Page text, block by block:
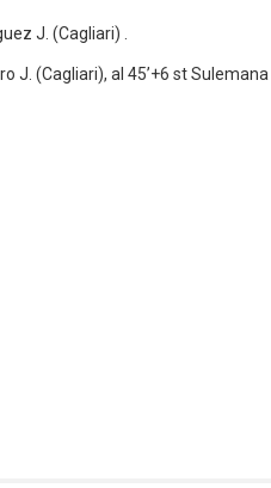
J. (Cagliari) .
J. (Cagliari), al 45’+6 st Sulemana I.